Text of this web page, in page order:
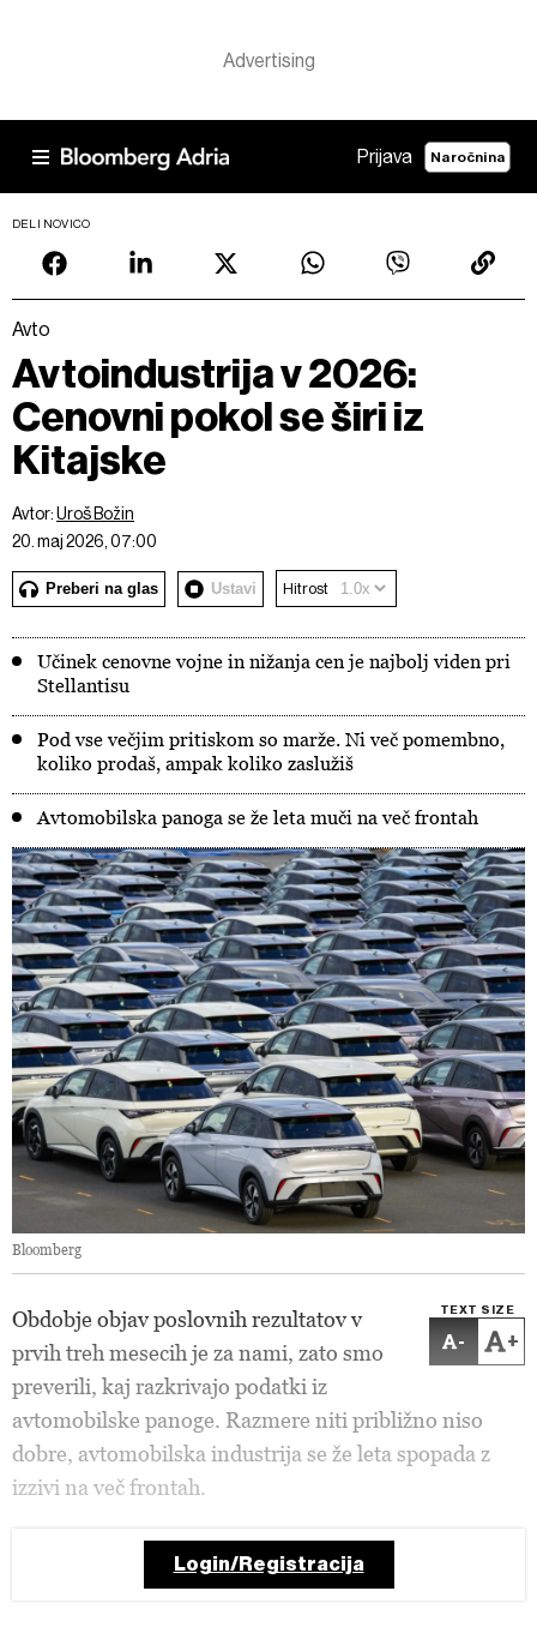
Prijava Naročnina
DELI NOVICO
Avto
Avtoindustrija v 2026:
Cenovni pokol se širi iz
Kitajske
Avtor:Uroš Božin
20. maj 2026, 07:00
Preberi na glas Ustavi Hitrost
Učinek cenovne vojne in nižanja cen je najbolj viden pri
Stellantisu
Pod vse večjim pritiskom so marže. Ni več pomembno,
koliko prodaš, ampak koliko zaslužiš
Avtomobilska panoga se že leta muči na več frontah
Bloomberg
TEXT SIZE
- +
Obdobje objav poslovnih rezultatov v
prvih treh mesecih je za nami, zato smo
preverili, kaj razkrivajo podatki iz
avtomobilske panoge. Razmere niti približno niso
dobre, avtomobilska industrija se že leta spopada z
izzivi na več frontah.
Login/Registracija